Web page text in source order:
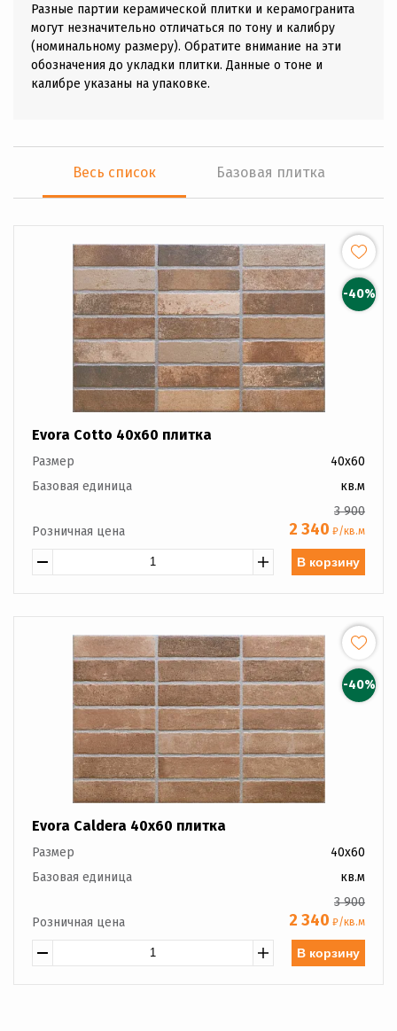
Разные партии керамической плитки и керамогранита
могут незначительно отличаться по тону и калибру
(номинальному размеру). Обратите внимание на эти
обозначения до укладки плитки. Данные о тоне и
калибре указаны на упаковке.
Весь список Базовая плитка
-40%
Evora Cotto 40x60 плитка
Размер
40x60
Базовая единица
кв.м
Розничная цена
3 900
2 340 ₽/кв.м
В корзину
-40%
Evora Caldera 40x60 плитка
Размер
40x60
Базовая единица
кв.м
Розничная цена
3 900
2 340 ₽/кв.м
В корзину